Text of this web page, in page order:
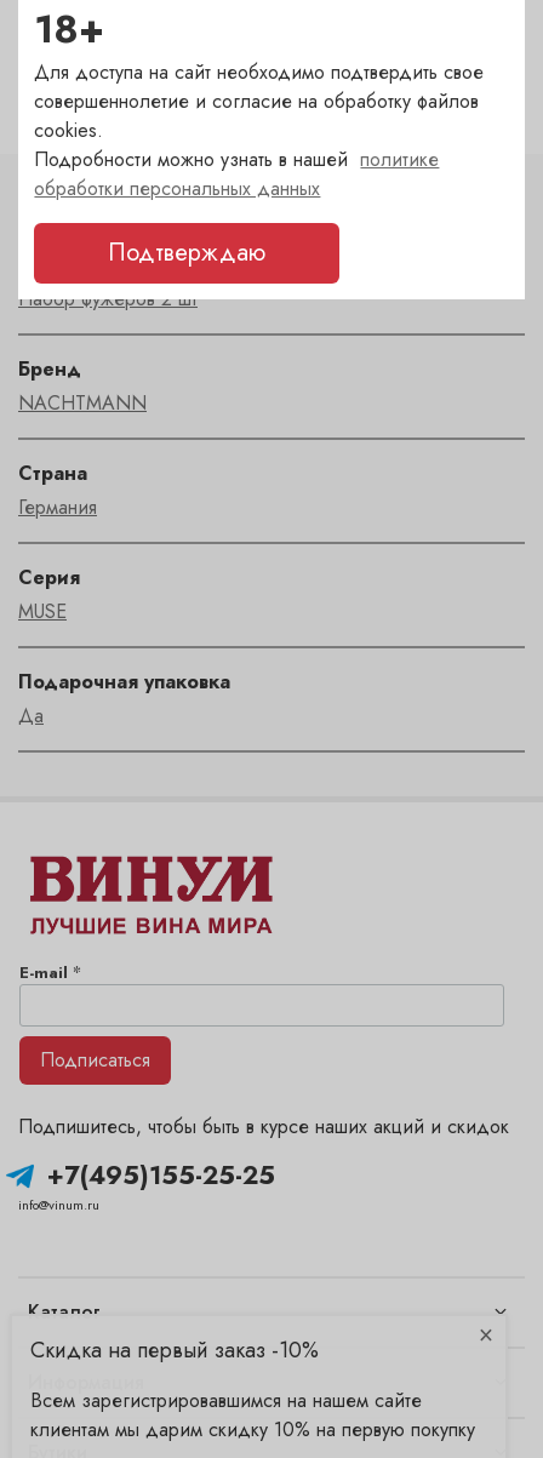
Пречистенка — под заказ
Садовническая — под заказ
Характеристики
Набор фужеров 2 шт
Бренд
NACHTMANN
Страна
Германия
Серия
MUSE
Подарочная упаковка
Да
Каталог
+7(495)155-25-25
info@vinum.ru
Подпишитесь, чтобы быть в курсе наших акций и скидок
E-mail *
Подписаться
18+
Для доступа на сайт необходимо подтвердить свое
совершеннолетие и согласие на обработку файлов
cookies.
Подробности можно узнать в нашейполитике
обработки персональных данных
Подтверждаю
×
Скидка на первый заказ -10%
Всем зарегистрировавшимся на нашем сайте
клиентам мы дарим скидку 10% на первую покупку